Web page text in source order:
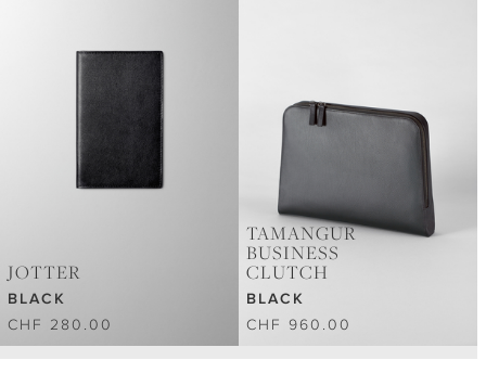
JOTTER
BLACK
CHF 280.00
TAMANGUR
BUSINESS
CLUTCH
BLACK
CHF 960.00